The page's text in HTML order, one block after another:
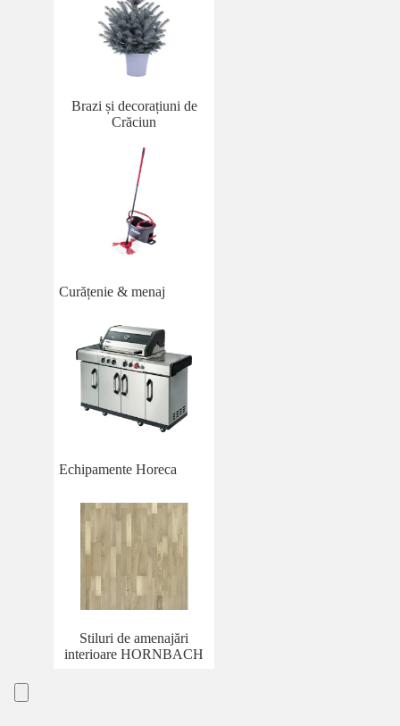
Brazi și decorațiuni de
Crăciun
Curățenie & menaj
Echipamente Horeca
Stiluri de amenajări
interioare HORNBACH